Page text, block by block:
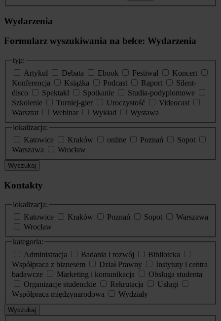
Wydarzenia
Formularz wyszukiwania na belce: Wydarzenia
typ:
Artykuł
Debata Ebook Festiwal
Koncert
Konferencja
Książka Podcast Raport
Silent-
disco
Spektakl Spotkanie
Studia-podyplomowe
Szkolenie
Turniej-gier Uroczystość
Videocast
Warsztat
Webinar Wykład
Wystawa
lokalizacja:
Katowice
Kraków online Poznań
Sopot
Warszawa
Wrocław
Wyszukaj
Kontakty
lokalizacja:
Katowice
Kraków Poznań Sopot
Warszawa
Wrocław
kategoria:
Administracja
Badania i rozwój
Biblioteka
Współpraca z biznesem
Dział Prawny
Instytuty i centra
badawcze
Marketing i komunikacja
Obsługa studenta
Organizacje studenckie
Rekrutacja
Usługi
Współpraca międzynarodowa
Wydziały
Wyszukaj